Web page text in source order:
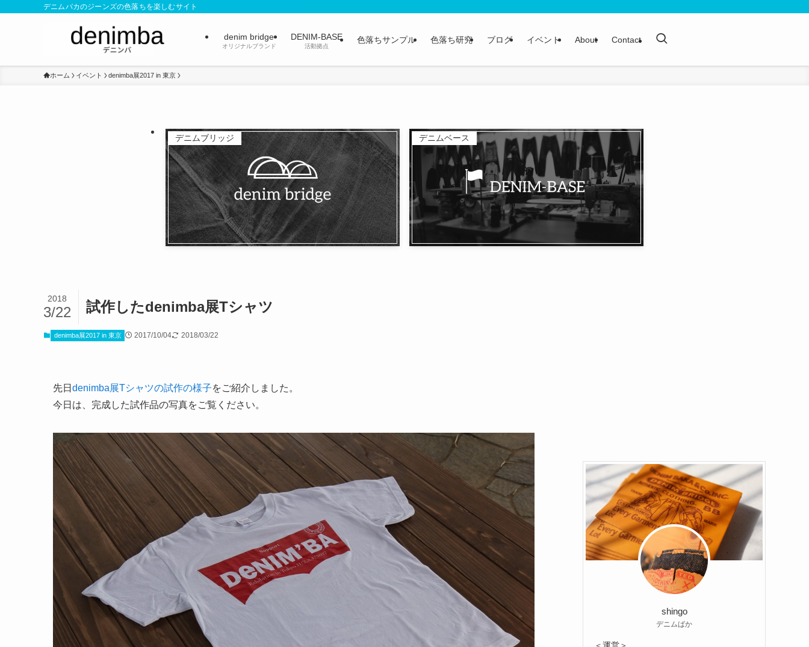
デニムバカのジーンズの色落ちを楽しむサイト
denim bridge
オリジナルブランド
DENIM-BASE
活動拠点
色落ちサンプル 色落ち研究 ブログ イベント About Contact
ホーム イベント denimba展2017 in 東京
デニムブリッジ デニムベース
試作したdenimba展Tシャツ
2018
3/22
denimba展2017 in 東京 2017/10/04 2018/03/22
先日 denimba展Tシャツの試作の様子をご紹介しました。
今日は、完成した試作品の写真をご覧ください。
shingo
デニムばか